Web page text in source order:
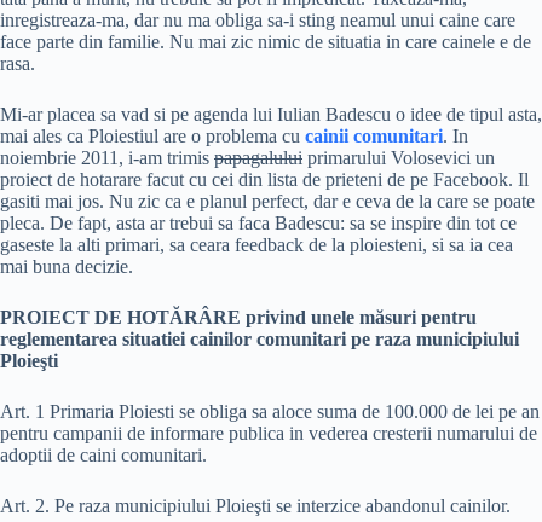
inregistreaza-ma, dar nu ma obliga sa-i sting neamul unui caine care
face parte din familie. Nu mai zic nimic de situatia in care cainele e de
rasa.
Mi-ar placea sa vad si pe agenda lui Iulian Badescu o idee de tipul asta,
mai ales ca Ploiestiul are o problema cu cainii comunitari. In
noiembrie 2011, i-am trimis papagalului primarului Volosevici un
proiect de hotarare facut cu cei din lista de prieteni de pe Facebook. Il
gasiti mai jos. Nu zic ca e planul perfect, dar e ceva de la care se poate
pleca. De fapt, asta ar trebui sa faca Badescu: sa se inspire din tot ce
gaseste la alti primari, sa ceara feedback de la ploiesteni, si sa ia cea
mai buna decizie.
PROIECT DE HOTĂRÂRE privind unele măsuri pentru
reglementarea situatiei cainilor comunitari pe raza municipiului
Ploieşti
Art. 1 Primaria Ploiesti se obliga sa aloce suma de 100.000 de lei pe an
pentru campanii de informare publica in vederea cresterii numarului de
adoptii de caini comunitari.
Art. 2. Pe raza municipiului Ploieşti se interzice abandonul cainilor.